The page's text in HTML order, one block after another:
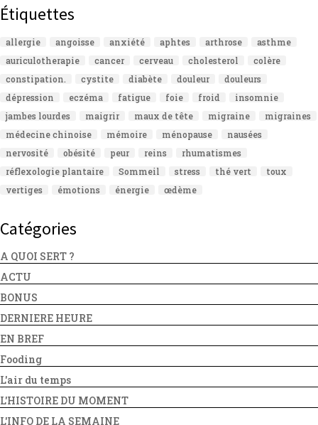
Étiquettes
allergie angoisse anxiété aphtes arthrose
asthme
auriculotherapie
cancer cerveau cholesterol
colère
constipation.
cystite diabète douleur
douleurs
dépression
eczéma fatigue foie froid
insomnie
jambes lourdes
maigrir maux de tête migraine
migraines
médecine chinoise
mémoire ménopause
nausées
nervosité
obésité peur reins
rhumatismes
réflexologie plantaire
Sommeil stress thé vert
toux
vertiges
émotions énergie œdème
Catégories
A QUOI SERT ?
ACTU
BONUS
DERNIERE HEURE
EN BREF
Fooding
L'air du temps
L'HISTOIRE DU MOMENT
L'INFO DE LA SEMAINE